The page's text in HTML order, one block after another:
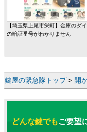
【埼玉県上尾市栄町】金庫のダ
の暗証番号がわかりません
鍵屋の緊急隊トップ> 開
どんな鍵でもご要望